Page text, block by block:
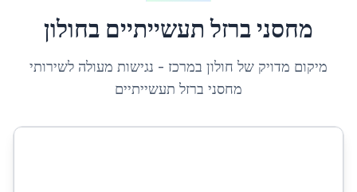
מחסני ברזל תעשייתיים בחולון
מיקום מדויק של חולון במרכז - נגישות מעולה לשירותי
מחסני ברזל תעשייתיים